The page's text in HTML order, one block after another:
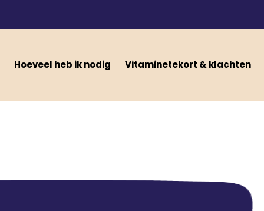
Hoeveel heb ik nodig Vitaminetekort & klachten